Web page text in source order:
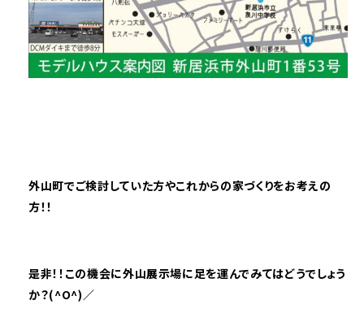
外山町でご検討していた方やこれからの家づくりをお考えの
方！！
是非！！この機会に外山展示場に足を運んでみてはどうでしょう
か？(^O^)／